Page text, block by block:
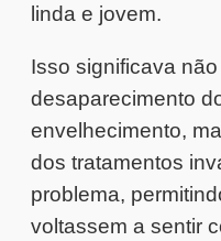
linda e jovem.
Isso significava
desaparecimento
envelhecimento,
dos tratamentos
problema,
voltassem a sentir